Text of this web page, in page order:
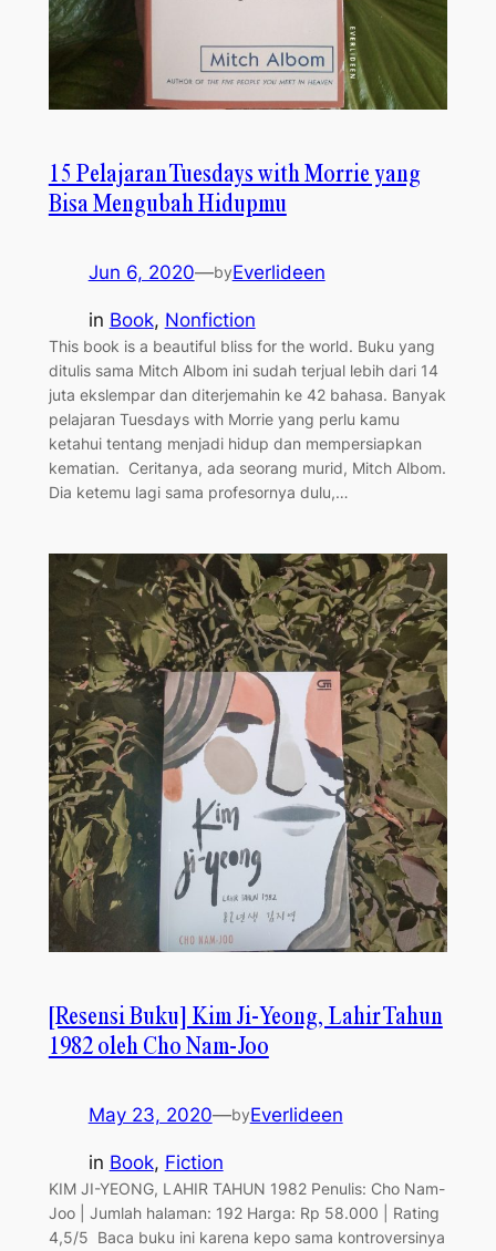
15 Pelajaran Tuesdays with Morrie yang
Bisa Mengubah Hidupmu
Jun 6, 2020—byEverlideen
in Book, Nonfiction
This book is a beautiful bliss for the world. Buku yang
ditulis sama Mitch Albom ini sudah terjual lebih dari 14
juta ekslempar dan diterjemahin ke 42 bahasa. Banyak
pelajaran Tuesdays with Morrie yang perlu kamu
ketahui tentang menjadi hidup dan mempersiapkan
kematian. Ceritanya, ada seorang murid, Mitch Albom.
Dia ketemu lagi sama profesornya dulu,…
[Resensi Buku] Kim Ji-Yeong, Lahir Tahun
1982 oleh Cho Nam-Joo
May 23, 2020—byEverlideen
in Book, Fiction
KIM JI-YEONG, LAHIR TAHUN 1982 Penulis: Cho Nam-
Joo | Jumlah halaman: 192 Harga: Rp 58.000 | Rating
4,5/5 Baca buku ini karena kepo sama kontroversinya